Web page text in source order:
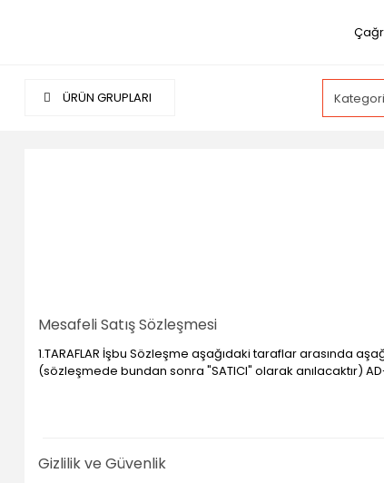
ÜRÜN GRUPLARI
Mesafeli Satış Sözleşmesi
1.TARAFLAR İşbu Sözleşme aşağıdaki taraflar arasında
(sözleşmede bundan sonra "SATICI" olarak anılacaktır) AD-
Gizlilik ve Güvenlik